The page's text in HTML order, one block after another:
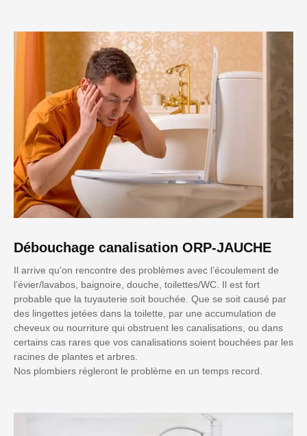
Débouchage canalisation ORP-JAUCHE
Il arrive qu'on rencontre des problèmes avec l’écoulement de
l’évier/lavabos, baignoire, douche, toilettes/WC. Il est fort
probable que la tuyauterie soit bouchée. Que se soit causé par
des lingettes jetées dans la toilette, par une accumulation de
cheveux ou nourriture qui obstruent les canalisations, ou dans
certains cas rares que vos canalisations soient bouchées par les
racines de plantes et arbres.
Nos plombiers régleront le problème en un temps record.